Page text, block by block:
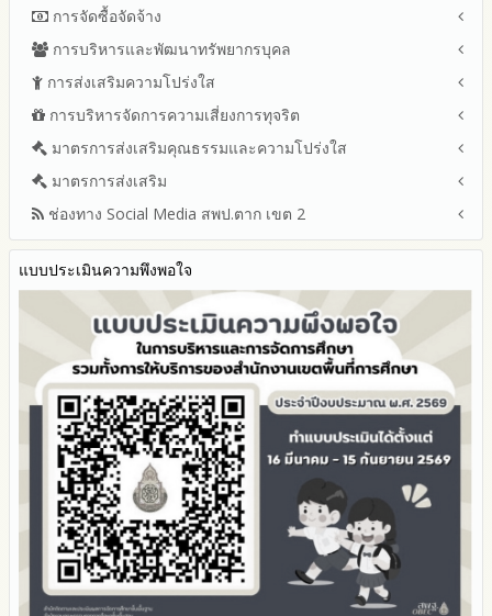
ข้อมูลผู้บริหาร
ข้อมูลการติดต่อและ ช่องทางการสอบถาม
นโยบายคุ้มครองข้อมูลส่วนบุคคล
ข่าวประชาสัมพันธ์
ข่าวสารพัฒนาสำนักงานเกี่ยวข้องกับแนวทางส่งเสริมความ
แผนยุทธศาสตร์หรือแผนพัฒนาสำนักงานเขตพื้นที่การศึกษา
แผนและความก้าวหน้าในการดำเนินงานและการใช้งบประมาณ
ปีงบประมาณ 2569
ปีงบประมาณ 2568
ปีงบประมาณ 2567
ปีงบประมาณ 2566
รายงานผลการดำเนินงานประจำปี
รายงานผลปี 2568
รายงานผลปี 2567
รายงานผลปี 2566
รายงานผลปี 2565
รายงานผลปี 2564
คู่มือหรือแนวทางการปฏิบัติงานของเจ้าหน้าที่
คู่มือหรือแนวทางการขอรับบริการสำหรับผู้รับบริการหรือผู้มา
ติดต่อ
ระบบการให้บริการผ่านช่องทางออนไลน์ (E-Service)
My Office
My School
SL-WEB
BRSS
ACC Tak2
การจัดซื้อจัดจ้าง
สรุปผลการจัดซื้อจัดจ้างหรือการจัดหาพัสดุรายเดือน ประจำ
ปีงบประมาณ พ.ศ.2569(แบบ สขร.1)
พื้นที่การศึกษาประจำปีงบประมาณ พ.ศ. 2568
รายการการจัดซื้อจัดจ้างหรือการจัดหาพัสดุและความก้าวหน้าการ
จัดซื้อจัดจ้างหรือการจัดหาพัสดุประจำปีงบประมาณ พ.ศ.2568
รายงานผลการจัดซื้อจัดจ้างหรือการจัดหาพัสดุประจำปีงบประมาณ
พ.ศ.2567
ประกาศต่างๆ เกี่ยวกับการจัดซื้อจัดจ้างหรือการจัดหาพัสดุ
แผนการจัดซื้อจัดจ้างหรือแผนการจัดหาพัสดุ
การบริหารและพัฒนาทรัพยากรบุคล
หลักเกณฑ์และแผนการบริหารและพัฒนาทรัพยากรบุคลล ประจำ
ปีงบประมาณ พ.ศ.2569
รายงานผลการบริหารและพัฒนาทรัพยากรบุคคลประจำ
ปีงบประมาณ
ประมวลจริยธรรมและการขับเคลื่อนจริยธรรม
การส่งเสริมความโปร่งใส
แนวปฏิบัติการจัดการเรื่องร้องเรียนการทุจริตและประพฤติมิชอบ
ช่องทางแจ้งเรื่องร้องเรียนการทุจริตและประพฤติมิชอบ
ข้อมูลสถิติเรื่องร้องเรียนการทุจริตและประพฤติมิชอบ ประจำ
ปีงบประมาณ
การเปิดโอกาสให้มีส่วนร่วมในการดำเนินงานปีงบประมาณ
การบริหารจัดการความเสี่ยงการทุจริต
การขับเคลื่อนนโยบาย No Gift Policy จากการปฏิบัติหน้าที่ และ
การเสริมสร้างความรู้เกี่ยวกับหลักเกณฑ์การรับ ทรัพย์สินหรือประ
โปยชน์อื่นใดโดยธรรมจรรยาของเจ้าพนักงานของรัฐ
การประเมินความเสี่ยง ในสำนักงานเขตพื้นที่การศึกษา ประจำ
ปีงบประมาณ
รายงานผลการดำเนินการตามแผนบริหารจัดการความเสี่ยงการ
ทุจริตของสำนักงานเขตพื้นที่การศึกษา ประจำงบประมาณ
มาตรการส่งเสริมคุณธรรมและความโปร่งใส
แผนปฏิบัติการป้องกันการทุจริตประจำปีงบประมาณ
2569
2568
2567
2566
2565
2564
รายงานผลการดำเนินการป้องกันการทุจริตประจำปี
2568
2567
2566
2565
2564
2563
รายงานการกำกับติดตาม
มาตรการส่งเสริมคุณธรรมและความโปร่งใสภายใน สพท.
การนำผลการประเมิน ITA ไปสู่การพัฒนาองค์กร
มาตรการส่งเสริม
มาตรการเผยแพร่ข้อมูลต่อสาธารณะ
มาตรการส่งเสริมความโปร่งใสในการจัดซื้อจัดจ้าง
มาตราการจัดการเรื่องร้องเรียนการทุจริต
มาตรการป้องกันการรับสินบน
มาตรการป้องกันการขัดกันระหว่างผลประโยชน์ส่วนตนกับส่วนรวม
มาตรการตรวจสอบการใช้ดุลพินิจ
มาตราการให้ผู้มีส่วนได้ส่วนเสียมีส่วนร่วม
ช่องทาง Social Media สพป.ตาก เขต 2
Q&A / ชมเชย / เสนอแนะ
Facebook เพจ สพป.ตาก 2
Youtube ช่อง สพป.ตาก เขต 2
Youtube เรื่องเล่าข่าวตาก 2
แบบประเมินความพึงพอใจ